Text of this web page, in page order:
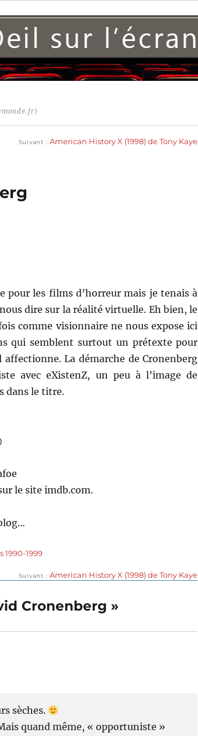
Suivant American History X (1998) de Tony Kaye
pour les films d’horreur mais je tenais à
dire sur la réalité virtuelle. Eh bien, le
comme visionnaire ne nous expose ici
qui semblent surtout un prétexte pour
La démarche de Cronenberg
avec eXistenZ, un peu à l’image de
dans le titre.
)
le site imdb.com.
1990-1999
Suivant
Publication
American History X (1998) de Tony Kaye
Cronenberg »
sèches.
quand même, « opportuniste »